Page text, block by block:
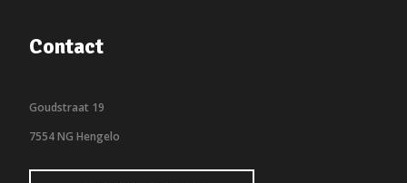
Contact
Goudstraat 19
7554 NG Hengelo